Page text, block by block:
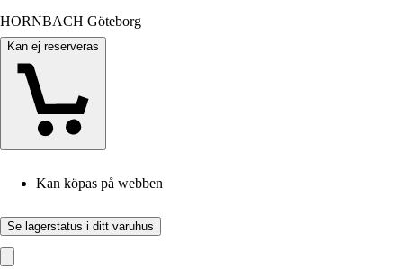
HORNBACH Göteborg
Kan ej reserveras
Kan köpas på webben
Se lagerstatus i ditt varuhus